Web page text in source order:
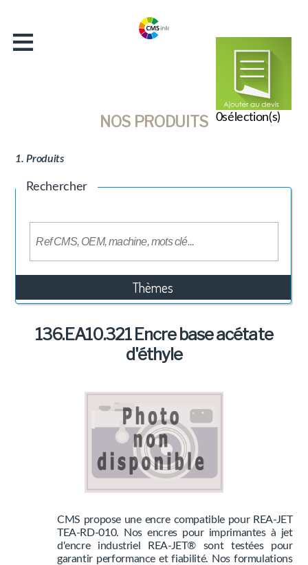
≡
Accueil
Contact
0sélection(s)
NOS PRODUITS
1. Produits
Rechercher
Thèmes
Produits
136.EA10.321 Encre base acétate
d'éthyle
CMS propose une encre compatible pour REA-JET
TEA-RD-010. Nos encres pour imprimantes à jet
d'encre industriel REA-JET® sont testées pour
garantir performance et fiabilité. Nos formulations